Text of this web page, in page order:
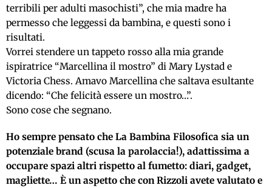
terribili per adulti masochisti”, che mia madre ha
permesso che leggessi da bambina, e questi sono i
risultati.
Vorrei stendere un tappeto rosso alla mia grande
ispiratrice “Marcellina il mostro” di Mary Lystad e
Victoria Chess. Amavo Marcellina che saltava esultante
dicendo: “Che felicità essere un mostro…”.
Sono cose che segnano.
Ho sempre pensato che La Bambina Filosofica sia un
potenziale brand (scusa la parolaccia!), adattissima a
occupare spazi altri rispetto al fumetto: diari, gadget,
magliette… È un aspetto che con Rizzoli avete valutato e